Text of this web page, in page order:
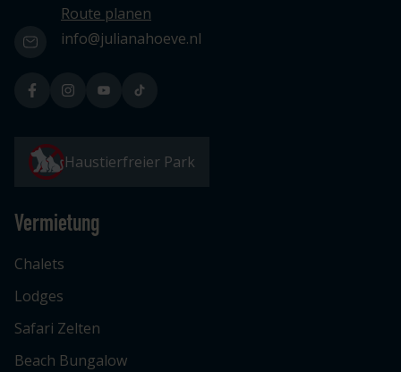
Route planen
info@julianahoeve.nl
Haustierfreier Park
Vermietung
Chalets
Lodges
Safari Zelten
Beach Bungalow